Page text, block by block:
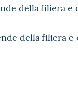
della filiera
della filiera